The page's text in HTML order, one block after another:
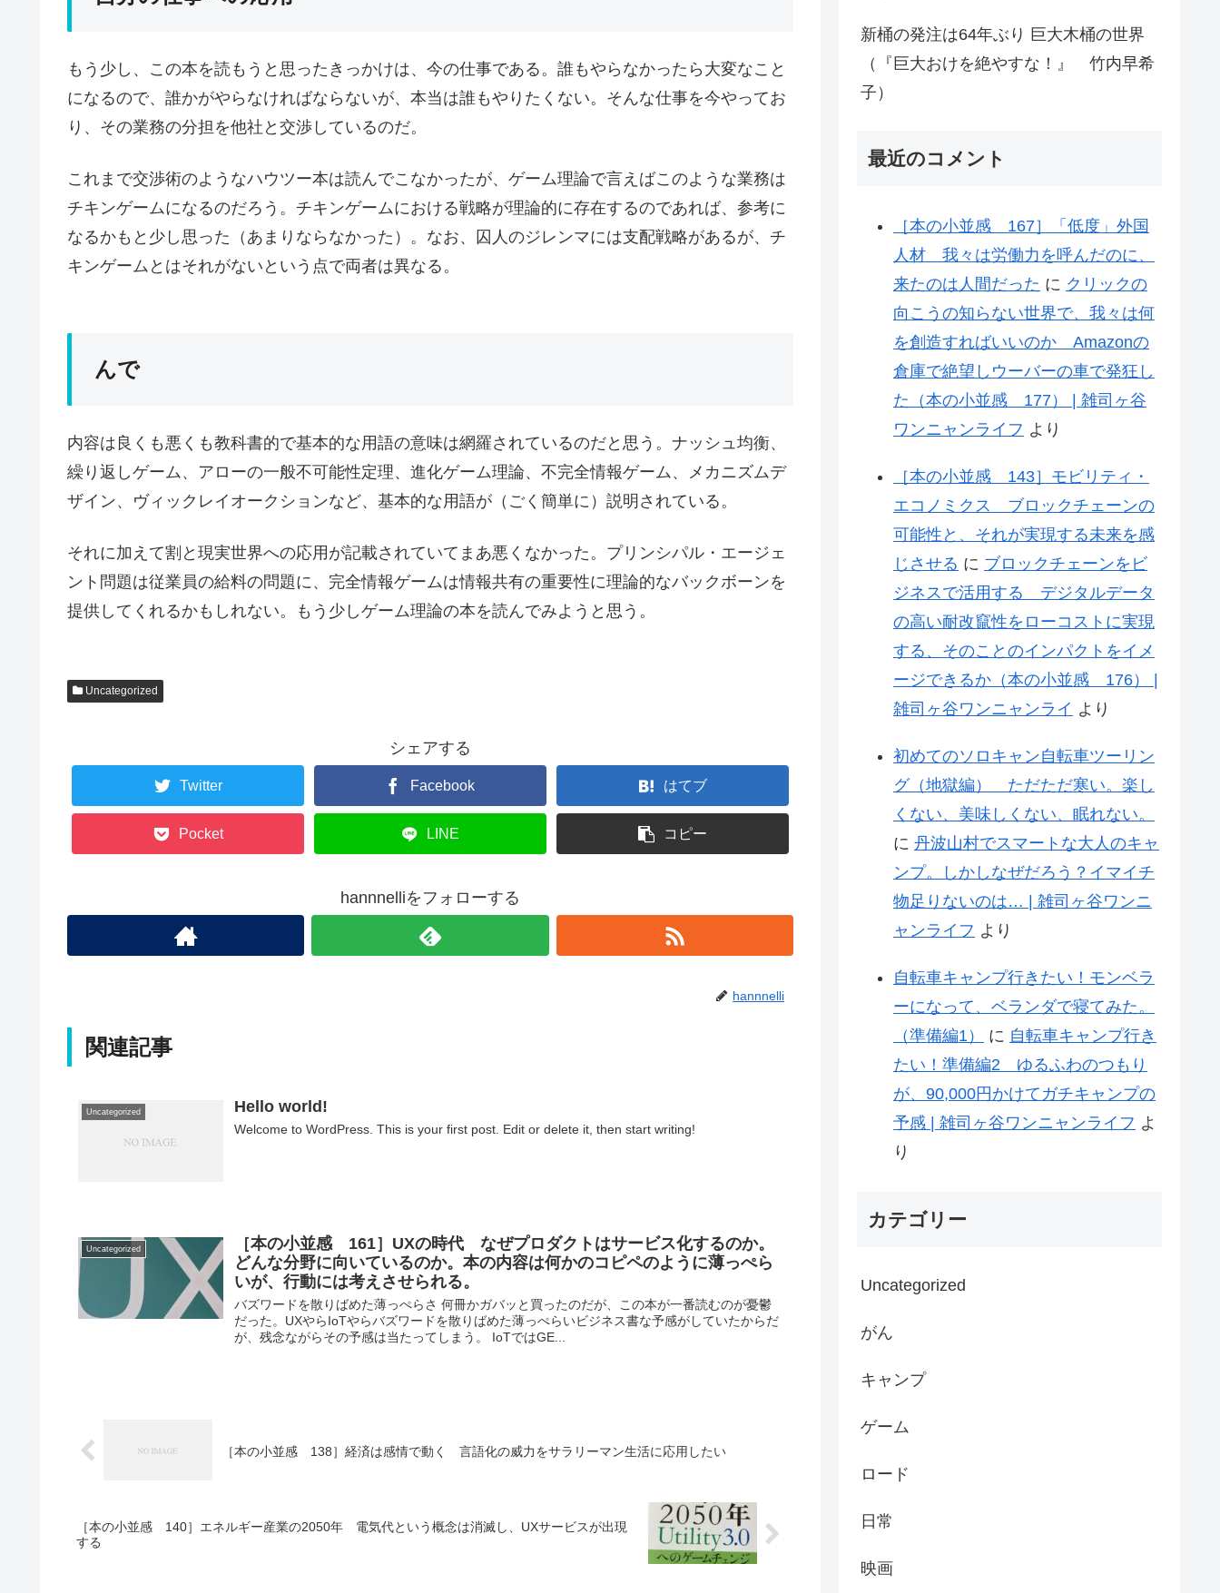
もう少し、この本を読もうと思ったきっかけは、今の仕事である。誰もやらなかったら大変なこと
になるので、誰かがやらなければならないが、本当は誰もやりたくない。そんな仕事を今やってお
り、その業務の分担を他社と交渉しているのだ。
これまで交渉術のようなハウツー本は読んでこなかったが、ゲーム理論で言えばこのような業務は
チキンゲームになるのだろう。チキンゲームにおける戦略が理論的に存在するのであれば、参考に
なるかもと少し思った（あまりならなかった）。なお、囚人のジレンマには支配戦略があるが、チ
キンゲームとはそれがないという点で両者は異なる。
んで
内容は良くも悪くも教科書的で基本的な用語の意味は網羅されているのだと思う。ナッシュ均衡、
繰り返しゲーム、アローの一般不可能性定理、進化ゲーム理論、不完全情報ゲーム、メカニズムデ
ザイン、ヴィックレイオークションなど、基本的な用語が（ごく簡単に）説明されている。
それに加えて割と現実世界への応用が記載されていてまあ悪くなかった。プリンシパル・エージェ
ント問題は従業員の給料の問題に、完全情報ゲームは情報共有の重要性に理論的なバックボーンを
提供してくれるかもしれない。もう少しゲーム理論の本を読んでみようと思う。
Uncategorized
シェアする
Twitter Facebook はてブ
Pocket LINE コピー
hannnelliをフォローする
hannnelli
関連記事
Uncategorized Hello world!
Welcome to WordPress. This is your first post. Edit or delete it, then start writing!
Uncategorized
［本の小並感 161］UXの時代 なぜプロダクトはサービス化するのか。
どんな分野に向いているのか。本の内容は何かのコピペのように薄っぺら
いが、行動には考えさせられる。
バズワードを散りばめた薄っぺらさ 何冊かガバッと買ったのだが、この本が一番読むのが憂鬱
だった。UXやらIoTやらバズワードを散りばめた薄っぺらいビジネス書な予感がしていたからだ
が、残念ながらその予感は当たってしまう。 IoTではGE...
［本の小並感 138］経済は感情で動く 言語化の威力をサラリーマン生活に応用したい
［本の小並感 140］エネルギー産業の2050年 電気代という概念は消滅し、UXサービスが出現
する
新桶の発注は64年ぶり 巨大木桶の世界
（『巨大おけを絶やすな！』 竹内早希
子）
最近のコメント
［本の小並感 167］「低度」外国
人材 我々は労働力を呼んだのに、
来たのは人間だった に クリックの
向こうの知らない世界で、我々は何
を創造すればいいのか Amazonの
倉庫で絶望しウーバーの車で発狂し
た（本の小並感 177） | 雑司ヶ谷
ワンニャンライフ より
［本の小並感 143］モビリティ・
エコノミクス ブロックチェーンの
可能性と、それが実現する未来を感
じさせる に ブロックチェーンをビ
ジネスで活用する デジタルデータ
の高い耐改竄性をローコストに実現
する、そのことのインパクトをイメ
ージできるか（本の小並感 176） |
雑司ヶ谷ワンニャンライ より
初めてのソロキャン自転車ツーリン
グ（地獄編） ただただ寒い。楽し
くない、美味しくない、眠れない。
に 丹波山村でスマートな大人のキャ
ンプ。しかしなぜだろう？イマイチ
物足りないのは… | 雑司ヶ谷ワンニ
ャンライフ より
自転車キャンプ行きたい！モンベラ
ーになって、ベランダで寝てみた。
（準備編1）
に 自転車キャンプ行き
たい！準備編2 ゆるふわのつもり
が、90,000円かけてガチキャンプの
予感 | 雑司ヶ谷ワンニャンライフ よ
り
カテゴリー
Uncategorized
がん
キャンプ
ゲーム
ロード
日常
映画